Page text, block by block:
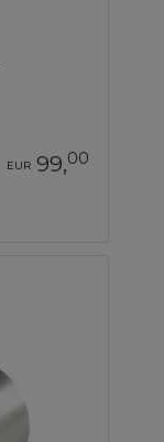
EUR 99,00